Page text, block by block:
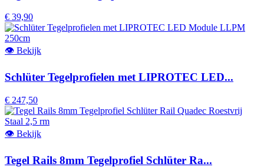
€ 39,90
👁 Bekijk
Schlüter Tegelprofielen met LIPROTEC LED...
€ 247,50
👁 Bekijk
Tegel Rails 8mm Tegelprofiel Schlüter Ra...